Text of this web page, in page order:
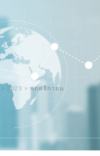
> 2023 > พฤศจิกายน